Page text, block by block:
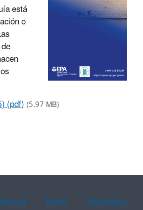
está
o
(pdf)(5.97 MB)
Tulong Vietnamese